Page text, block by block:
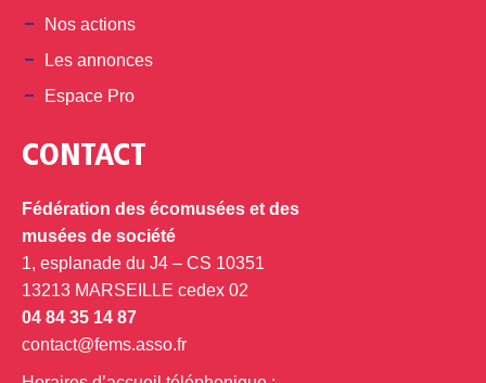
Nos actions
Les annonces
Espace Pro
CONTACT
Fédération des écomusées et des
musées de société
1, esplanade du J4 – CS 10351
13213 MARSEILLE cedex 02
04 84 35 14 87
contact@fems.asso.fr